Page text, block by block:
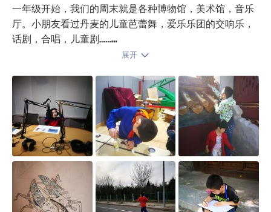
地像个陀螺，永远停不下来，我又心疼孩子又禁不住一次
一次责怪孩子的效率。终于，孩子没有发出反抗，但是她
的眼睛发出了无声的反抗，我一顿恶补近视的科学知识，
停掉了所有网课，开始疯狂鸡眼。寒假过后，朋友笑
方式进行了极大地调整。学科方面重点放在学校，新学校
的语数外老师我都是120分的满意，所以在家语文我只抓
预习和听写，数学用碎片时间进行五下的全解，英语只保
留听力和每周50分钟的世界历史外教课。课外时间大多被
运动类填满：每天早上7:20到校，进行1小时篮球训练，
每天下午50分钟大课间篮球训练，周一周二下午放学后
1.5小时网球，周三周四下午放学后继续1小时篮球，周五
周六晚上两小时游泳，周六早上2h网球，周天晚上2h自由
搏击。运动帮我无形中就解决了一天至少2h的户外难题。
一年级开始，我们的周末就是各种博物馆，美术馆，音乐
厅。小朋友看过丹麦的儿童芭蕾舞，爱乐乐团的交响乐，
话剧，合唱，儿童剧……
博物馆方面，小朋友最爱国博，国家博物馆四层青铜器展
撼。地下二层基本展，我们也刷过三次。此外，因为《故
宫里的大怪兽》，小伙子也特别爱故宫，加上故宫的甲骨
文博士阿姨特别喜欢心岭，每次大展，小朋友一定去故
宫。每年必去的是故宫和国博。
音乐体育方面，在学校参加田径队，我们自己私教学了游
泳，学过武术，今年开始学篮球。体育健康测试从67分到
99分。合唱团从苗苗团开始，今年终于跟团比赛。
素质外，我们对学业从三年级开始抓紧，英语奥数一个不
少，今年还加上了《古文观止》。
展开